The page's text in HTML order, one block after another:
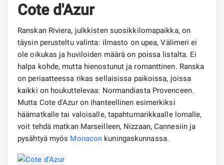
Cote d'Azur
Ranskan Riviera, julkkisten suosikkilomapaikka, on
täysin perusteltu valinta: ilmasto on upea, Välimeri ei
ole oikukas ja huviloiden määrä on poissa listalta. Ei
halpa kohde, mutta hienostunut ja romanttinen. Ranska
on periaatteessa rikas sellaisissa paikoissa, joissa
kaikki on houkuttelevaa: Normandiasta Provenceen.
Mutta Cote d'Azur on ihanteellinen esimerkiksi
häämatkalle tai valoisalle, tapahtumarikkaalle lomalle,
voit tehdä matkan Marseilleen, Nizzaan, Cannesiin ja
pysähtyä myös Monacon kuningaskunnassa.